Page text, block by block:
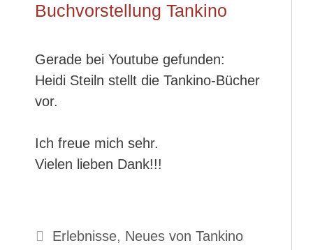
Buchvorstellung Tankino
Gerade bei Youtube gefunden:
Heidi Steiln stellt die Tankino-Bücher
vor.
Ich freue mich sehr.
Vielen lieben Dank!!!
Kategorien
Erlebnisse, Neues von Tankino